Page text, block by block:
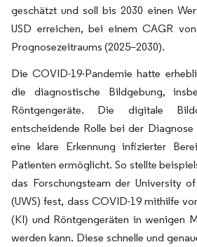
geschätzt und soll bis 2030 einen
USD erreichen, bei einem CAGR
Prognosezeitraums (2025–2030).
Die COVID-19-Pandemie hatte
die diagnostische Bildgebung,
Röntgengeräte. Die digitale
entscheidende Rolle bei der
eine klare Erkennung infizierter
Patienten ermöglicht. So stellte
das Forschungsteam der University
(UWS) fest, dass COVID-19 mithilfe
(KI) und Röntgengeräten in wenigen
werden kann. Diese schnelle und